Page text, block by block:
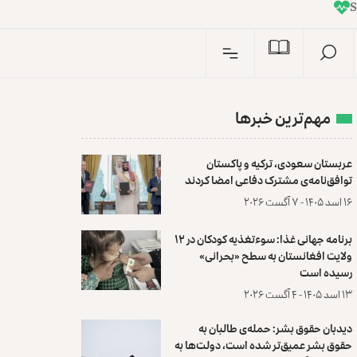
n
I
مهم‌ترین خبرها
عربستان سعودی، ترکیه و پاکستان
توافق‌نامه‌ی مشترک دفاعی امضا کردند
۱۶ اسد ۱۴۰۵ - ۷ آگست ۲۰۲۶
برنامه جهانی غذا: سوءتغذیه کودکان در ۱۲
ولایت افغانستان به سطح «بحرانی»
رسیده است
۱۳ اسد ۱۴۰۵ - ۴ آگست ۲۰۲۶
دیدبان حقوق بشر: حمله‌ی طالبان به
حقوق بشر عمیق‌تر شده است، دولت‌ها به